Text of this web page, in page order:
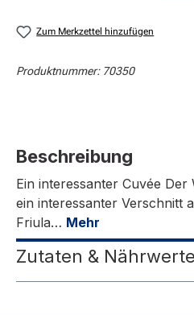
Zum Merkzettel hinzufügen
Produktnummer: 70350
Beschreibung
Ein interessanter Cuvée Der
ein interessanter Verschnitt
Friula… Mehr
Zutaten & Nährwerte